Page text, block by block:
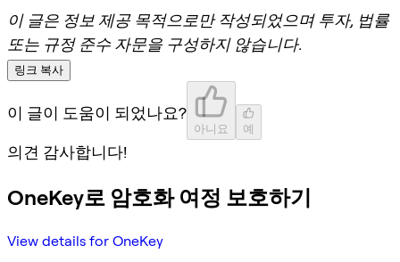
이 글은 정보 제공 목적으로만 작성되었으며 투자, 법률
또는 규정 준수 자문을 구성하지 않습니다.
링크 복사
이 글이 도움이 되었나요?
아니요 예
의견 감사합니다!
OneKey로 암호화 여정 보호하기
View details for OneKey